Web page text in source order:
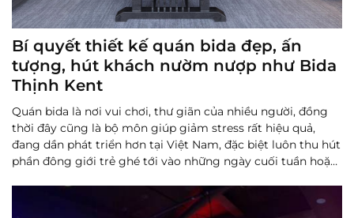
Bí quyết thiết kế quán bida đẹp, ấn
tượng, hút khách nườm nượp như Bida
Thịnh Kent
Quán bida là nơi vui chơi, thư giãn của nhiều người, đồng
thời đây cũng là bộ môn giúp giảm stress rất hiệu quả,
đang dần phát triển hơn tại Việt Nam, đặc biệt luôn thu hút
phần đông giới trẻ ghé tới vào những ngày cuối tuần hoặc